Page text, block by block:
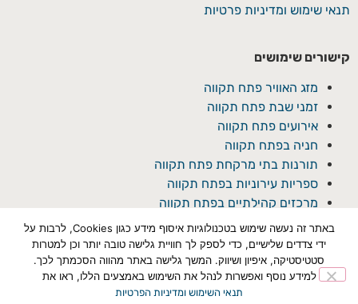
תנאי שימוש ומדיניות פרטיות
קישורים שימושים
מזג האוויר פתח תקווה
זמני שבת פתח תקווה
אירועים פתח תקווה
חניה בפתח תקווה
תורנות בתי מרקחת פתח תקווה
ספריות עירוניות בפתח תקווה
מרכזים קהילתיים בפתח תקווה
באתר זה נעשה שימוש בטכנולוגיות איסוף מידע כגון Cookies, לרבות על
ידי צדדים שלישיים, כדי לספק לך חוויית גלישה טובה יותר וכן למטרות
סטטיסטיקה, איפיון ושיווק. המשך גלישה באתר מהווה הסכמתך לכך.
למידע נוסף ואפשרות לנהל את השימוש באמצעים הללו, ראו את
תנאי השימוש ומדיניות הפרטיות